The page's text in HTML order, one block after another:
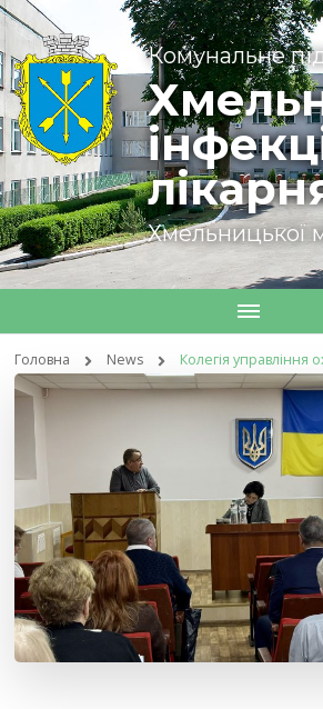
Комунальне
Хмельницької
Головна News Колегія управління